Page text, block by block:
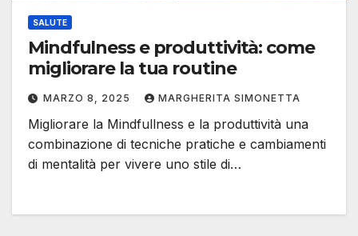
SALUTE
Mindfulness e produttività: come
migliorare la tua routine
MARZO 8, 2025 MARGHERITA SIMONETTA
Migliorare la Mindfullness e la produttività una
combinazione di tecniche pratiche e cambiamenti
di mentalità per vivere uno stile di…